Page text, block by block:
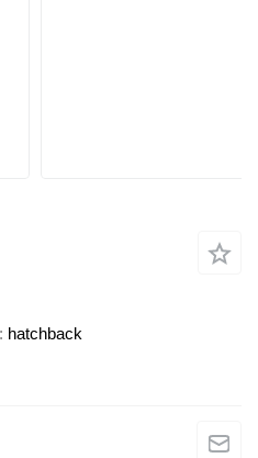
hatchback